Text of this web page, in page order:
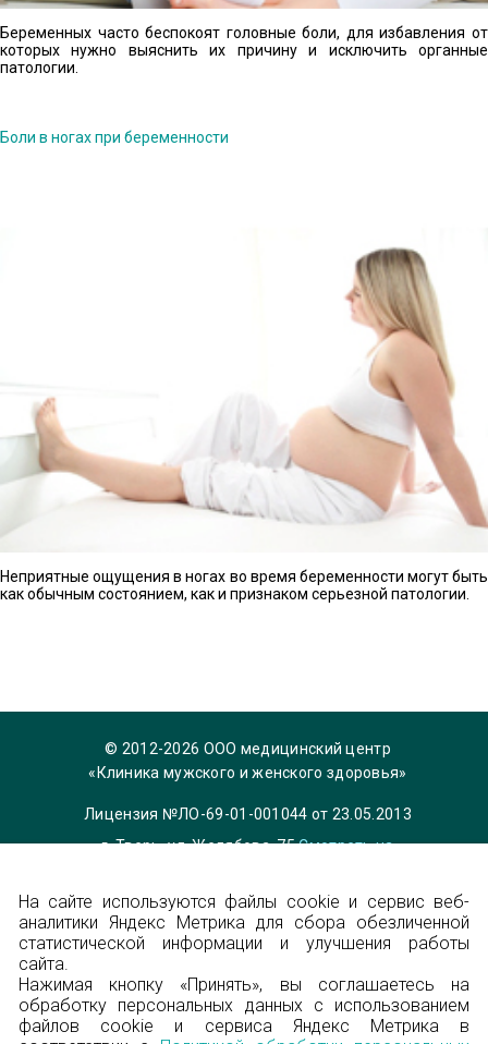
Беременных часто беспокоят головные боли, для избавления от
которых нужно выяснить их причину и исключить органные
патологии.
Боли в ногах при беременности
Неприятные ощущения в ногах во время беременности могут быть
как обычным состоянием, как и признаком серьезной патологии.
© 2012-2026 ООО медицинский центр
«Клиника мужского и женского здоровья»
Лицензия №ЛО-69-01-001044 от 23.05.2013
г. Тверь, ул. Желябова, 75Смотреть на
Телефон 8 (4822) 36-84-33,info@garmonia-
clinic.ru
Политика конфиденциальности
Энциклопедия
На сайте используются файлы cookie и сервис веб-
аналитики Яндекс Метрика для сбора обезличенной
статистической информации и улучшения работы
сайта.
Нажимая кнопку «Принять», вы соглашаетесь на
обработку персональных данных с использованием
файлов cookie и сервиса Яндекс Метрика в